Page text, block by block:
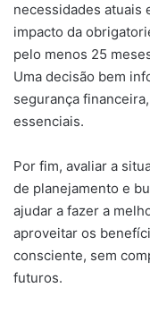
necessidades atuais
impacto da
pelo menos 25
Uma decisão bem
segurança
essenciais.
Por fim, avaliar a
de planejamento e
ajudar a fazer a
aproveitar os
consciente, sem
futuros.